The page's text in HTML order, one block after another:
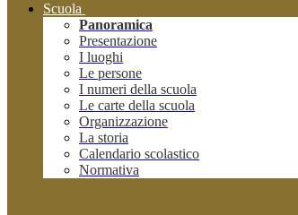
Scuola
Panoramica
Presentazione
I luoghi
Le persone
I numeri della scuola
Le carte della scuola
Organizzazione
La storia
Calendario scolastico
Normativa